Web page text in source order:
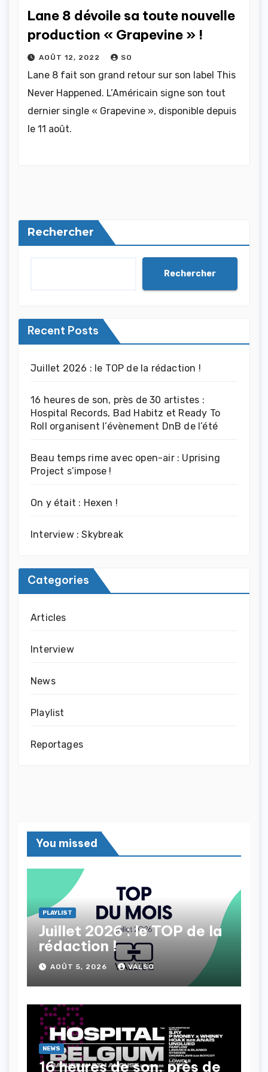
Lane 8 dévoile sa toute nouvelle
production « Grapevine » !
AOÛT 12, 2022 SO
Lane 8 fait son grand retour sur son label This
Never Happened. L’Américain signe son tout
dernier single « Grapevine », disponible depuis
le 11 août.
Rechercher
Rechercher
Recent Posts
Juillet 2026 : le TOP de la rédaction !
16 heures de son, près de 30 artistes :
Hospital Records, Bad Habitz et Ready To
Roll organisent l’évènement DnB de l’été
Beau temps rime avec open-air : Uprising
Project s’impose !
On y était : Hexen !
Interview : Skybreak
Categories
Articles
Interview
News
Playlist
Reportages
You missed
PLAYLIST
Juillet 2026 : le TOP de la
rédaction !
AOÛT 5, 2026 VALSO
NEWS
16 heures de son, près de